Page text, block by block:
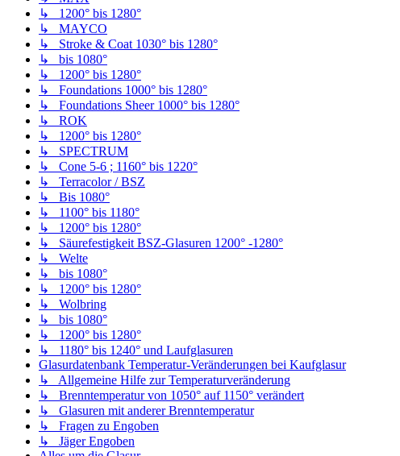
↳ 1200° bis 1280°
↳ MAYCO
↳ Stroke & Coat 1030° bis 1280°
↳ bis 1080°
↳ 1200° bis 1280°
↳ Foundations 1000° bis 1280°
↳ Foundations Sheer 1000° bis 1280°
↳ ROK
↳ 1200° bis 1280°
↳ SPECTRUM
↳ Cone 5-6 ; 1160° bis 1220°
↳ Terracolor / BSZ
↳ Bis 1080°
↳ 1100° bis 1180°
↳ 1200° bis 1280°
↳ Säurefestigkeit BSZ-Glasuren 1200° -1280°
↳ Welte
↳ bis 1080°
↳ 1200° bis 1280°
↳ Wolbring
↳ bis 1080°
↳ 1200° bis 1280°
↳ 1180° bis 1240° und Laufglasuren
Glasurdatenbank Temperatur-Veränderungen bei Kaufglasur
↳ Allgemeine Hilfe zur Temperaturveränderung
↳ Brenntemperatur von 1050° auf 1150° verändert
↳ Glasuren mit anderer Brenntemperatur
↳ Fragen zu Engoben
↳ Jäger Engoben